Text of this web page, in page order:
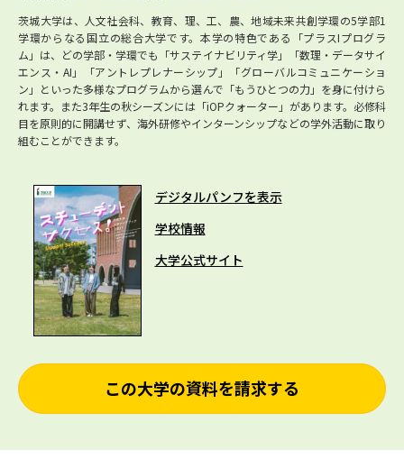
茨城大学は、人文社会科、教育、理、工、農、地域未来共創学環の5学部1
学環からなる国立の総合大学です。本学の特色である「プラスIプログラ
ム」は、どの学部・学環でも「サステイナビリティ学」「数理・データサイ
エンス・AI」「アントレプレナーシップ」「グローバルコミュニケーショ
ン」といった多様なプログラムから選んで「もうひとつの力」を身に付けら
れます。また3年生の秋シーズンには「iOPクォーター」があります。必修科
目を原則的に開講せず、海外研修やインターンシップなどの学外活動に取り
組むことができます。
デジタルパンフを表示
学校情報
大学公式サイト
この大学の資料を請求する